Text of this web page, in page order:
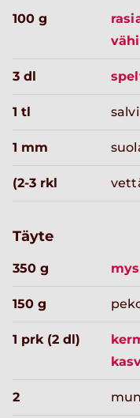
100 g
3 dl
1 tl
1 mm
(2-3 rkl
Täyte
350 g
150 g
1 prk (2 dl)
2